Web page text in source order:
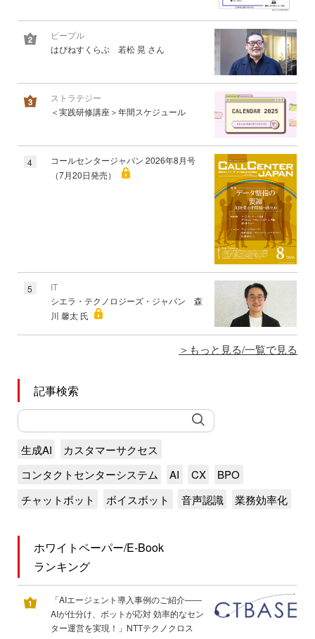
ピープル
はぴねすくらぶ 若松 晃 さん
ストラテジー
＜実践研修講座＞年間スケジュール
4
コールセンタージャパン 2026年8月号
（7月20日発売）
5
IT
シエラ・テクノロジーズ・ジャパン 森
川 馨太 氏
もっと見る/一覧で見る
記事検索
生成AI
カスタマーサクセス
コンタクトセンターシステム
AI CX
BPO
チャットボット
ボイスボット 音声認識 業務効率化
ホワイトペーパー/E-Book
ランキング
「AIエージェント導入事例のご紹介――
AIが仕分け、ボットが応対 効率的なセン
ター運営を実現！」NTTテクノクロス